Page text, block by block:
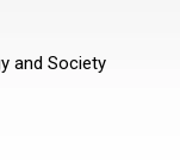
and Society